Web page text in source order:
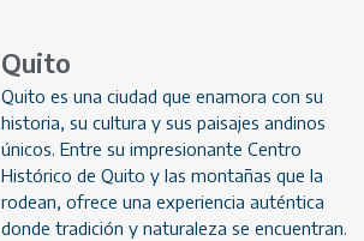
Quito
Quito es una ciudad que enamora con su
historia, su cultura y sus paisajes andinos
únicos. Entre su impresionante Centro
Histórico de Quito y las montañas que la
rodean, ofrece una experiencia auténtica
donde tradición y naturaleza se encuentran.